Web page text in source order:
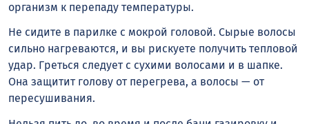
организм к перепаду температуры.
Не сидите в парилке с мокрой головой. Сырые волосы
сильно нагреваются, и вы рискуете получить тепловой
удар. Греться следует с сухими волосами и в шапке.
Она защитит голову от перегрева, а волосы — от
пересушивания.